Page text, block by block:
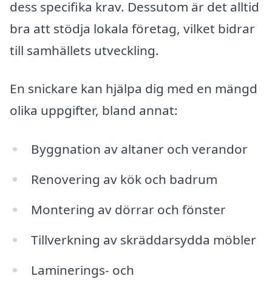
dess specifika krav. Dessutom är det alltid
bra att stödja lokala företag, vilket bidrar
till samhällets utveckling.
En snickare kan hjälpa dig med en mängd
olika uppgifter, bland annat:
Byggnation av altaner och verandor
Renovering av kök och badrum
Montering av dörrar och fönster
Tillverkning av skräddarsydda möbler
Laminerings- och